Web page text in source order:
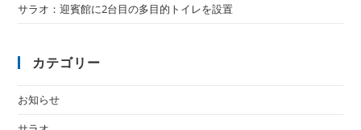
サラオ：迎賓館に2台目の多目的トイレを設置
カテゴリー
お知らせ